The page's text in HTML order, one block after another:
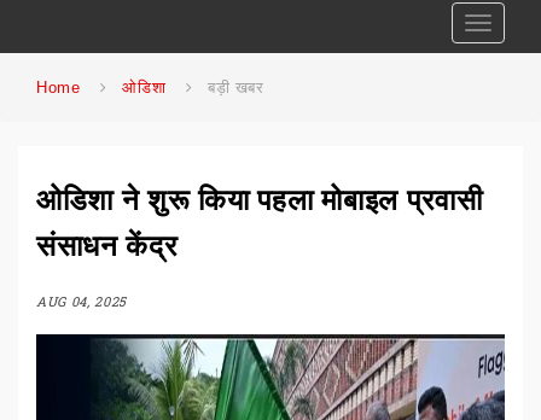
Toggle
Home ओडिशा बड़ी खबर
ओडिशा ने शुरू किया पहला मोबाइल प्रवासी
संसाधन केंद्र
AUG 04, 2025